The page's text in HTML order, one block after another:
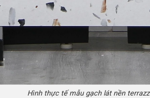
Hình thực tế mẫu gạch lát nền